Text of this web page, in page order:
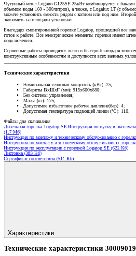
Чугунный котел Logano G125SE 25кВт комбинируется с
объемом воды 160 - 300литров), а также, с Logalux LT (с
можете установить емкость рядом с котлом или под ним.
экономить на площади установки.
Благодаря смонтированной горелке Logatop, прошедшей все
готов к работе. Все электрические элементы горелки имеют
подключению.
Сервисные работы проводятся легко и быстро благодаря
конструктивным особенностям и доступности всех важных узлов.
Технические характеристики
Номинальная тепловая мощность (кВт): 25;
Габариты ВхШхГ (мм): 915х600х880;
Без системы управления;
Масса (кг): 175;
Допустимое избыточное рабочее давление(бар): 4;
Допустимая температура подающей линии (°С): 110.
Файлы для скачивания
Дизельная горелка Logatop SE Инструкция по пуску в
(1.7 Мб)
Инструкция по монтажу и техническому обслуживанию с
Инструкция по монтажу и техническому обслуживанию с
Инструкция по эксплуатации с горелкой Logatop SE (622 Кб)
Листовка (383 Кб)
Сертификат соответствия (511 Кб)
Характеристики
Технические характеристики 30009019